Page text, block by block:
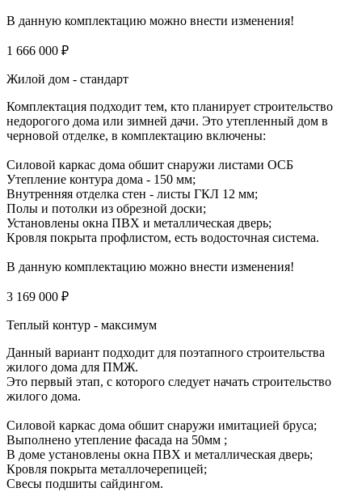
В данную комплектацию можно внести изменения!
1 666 000 ₽
Жилой дом - стандарт
Комплектация подходит тем, кто планирует строительство
недорогого дома или зимней дачи. Это утепленный дом в
черновой отделке, в комплектацию включены:
Силовой каркас дома обшит снаружи листами ОСБ
Утепление контура дома - 150 мм;
Внутренняя отделка стен - листы ГКЛ 12 мм;
Полы и потолки из обрезной доски;
Установлены окна ПВХ и металлическая дверь;
Кровля покрыта профлистом, есть водосточная система.
В данную комплектацию можно внести изменения!
3 169 000 ₽
Теплый контур - максимум
Данный вариант подходит для поэтапного строительства
жилого дома для ПМЖ.
Это первый этап, с которого следует начать строительство
жилого дома.
Силовой каркас дома обшит снаружи имитацией бруса;
Выполнено утепление фасада на 50мм ;
В доме установлены окна ПВХ и металлическая дверь;
Кровля покрыта металлочерепицей;
Свесы подшиты сайдингом.